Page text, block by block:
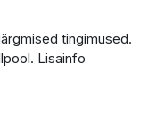
tingimused.
Lisainfo